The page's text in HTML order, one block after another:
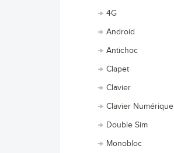
4G
Android
Antichoc
Clapet
Clavier
Clavier Numérique
Double Sim
Monobloc